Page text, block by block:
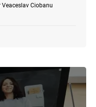
Veaceslav Ciobanu